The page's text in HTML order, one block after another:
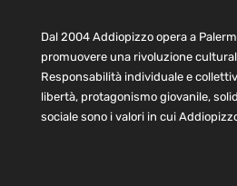
Dal 2004 Addiopizzo opera a
promuovere una rivoluzione
Responsabilità individuale e
libertà, protagonismo giovanile,
sociale sono i valori in cui